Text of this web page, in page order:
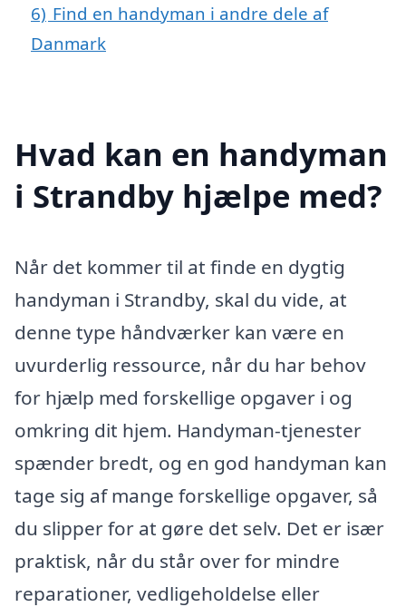
6) Find en handyman i andre dele af
Danmark
Hvad kan en handyman
i Strandby hjælpe med?
Når det kommer til at finde en dygtig
handyman i Strandby, skal du vide, at
denne type håndværker kan være en
uvurderlig ressource, når du har behov
for hjælp med forskellige opgaver i og
omkring dit hjem. Handyman-tjenester
spænder bredt, og en god handyman kan
tage sig af mange forskellige opgaver, så
du slipper for at gøre det selv. Det er især
praktisk, når du står over for mindre
reparationer, vedligeholdelse eller